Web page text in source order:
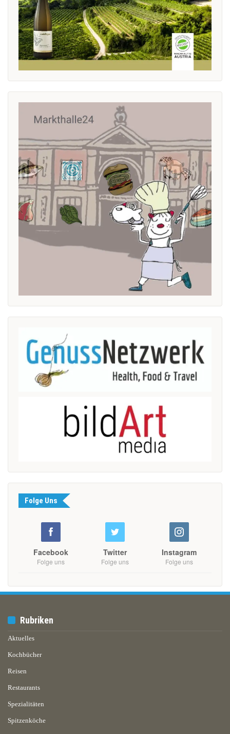
Folge Uns
Facebook
Folge uns
Twitter
Folge uns
Instagram
Folge uns
Rubriken
Aktuelles
Kochbücher
Reisen
Restaurants
Spezialitäten
Spitzenköche